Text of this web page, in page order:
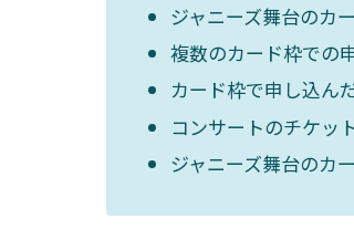
ジャニーズ舞台のカ
複数のカード枠での
カード枠で申し込ん
コンサートのチケッ
ジャニーズ舞台のカ